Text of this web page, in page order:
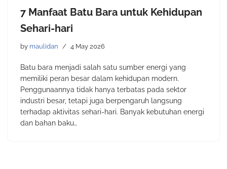
7 Manfaat Batu Bara untuk Kehidupan
Sehari-hari
by maulidan 4 May 2026
Batu bara menjadi salah satu sumber energi yang
memiliki peran besar dalam kehidupan modern.
Penggunaannya tidak hanya terbatas pada sektor
industri besar, tetapi juga berpengaruh langsung
terhadap aktivitas sehari-hari. Banyak kebutuhan energi
dan bahan baku…